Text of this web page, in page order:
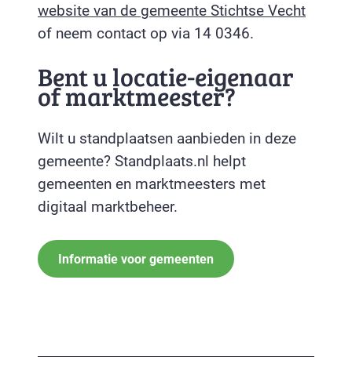
website van de gemeente Stichtse Vecht
of neem contact op via 14 0346.
Bent u locatie-eigenaar
of marktmeester?
Wilt u standplaatsen aanbieden in deze
gemeente? Standplaats.nl helpt
gemeenten en marktmeesters met
digitaal marktbeheer.
Informatie voor gemeenten